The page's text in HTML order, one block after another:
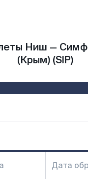
Ниш —
(Крым) (SIP)